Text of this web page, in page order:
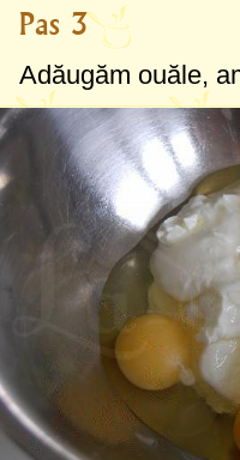
Pas 3
Adăugăm ouăle,